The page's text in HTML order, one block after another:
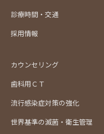
診療時間・交通
採用情報
カウンセリング
歯科用ＣＴ
流行感染症対策の強化
世界基準の滅菌・衛生管理